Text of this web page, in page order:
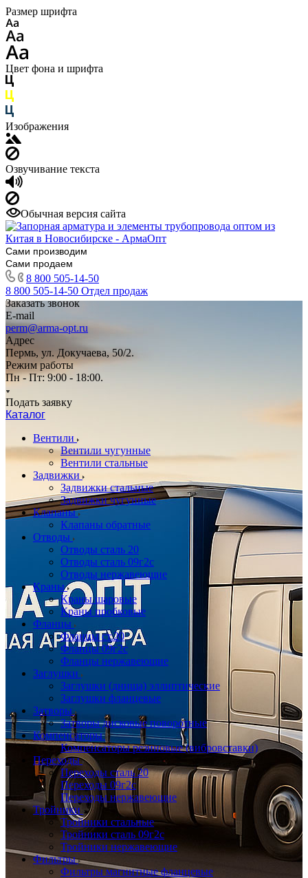
Размер шрифта
Цвет фона и шрифта
Изображения
Озвучивание текста
Обычная версия сайта
Сами производим
Сами продаем
8 800 505-14-50
8 800 505-14-50 Отдел продаж
Заказать звонок
E-mail
perm@arma-opt.ru
Адрес
Пермь, ул. Докучаева, 50/2.
Режим работы
Пн - Пт: 9:00 - 18:00.
Подать заявку
Каталог
Вентили
Вентили чугунные
Вентили стальные
Задвижки
Задвижки стальные
Задвижки чугунные
Клапаны
Клапаны обратные
Отводы
Отводы сталь 20
Отводы сталь 09г2с
Отводы нержавеющие
Краны
Краны шаровые
Краны пробковые
Фланцы
Фланцы ст.20
Фланцы 09г2с
Фланцы нержавеющие
Заглушки
Заглушки (днища) эллиптические
Заглушки фланцевые
Затворы
Затворы дисковые поворотные
Компенсаторы
Компенсаторы резиновые (вибровставки)
Переходы
Переходы сталь 20
Переходы 09г2с
Переходы нержавеющие
Тройники
Тройники стальные
Тройники сталь 09г2с
Тройники нержавеющие
Фильтры
Фильтры магнитные фланцевые